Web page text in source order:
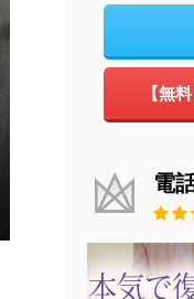
【無
電